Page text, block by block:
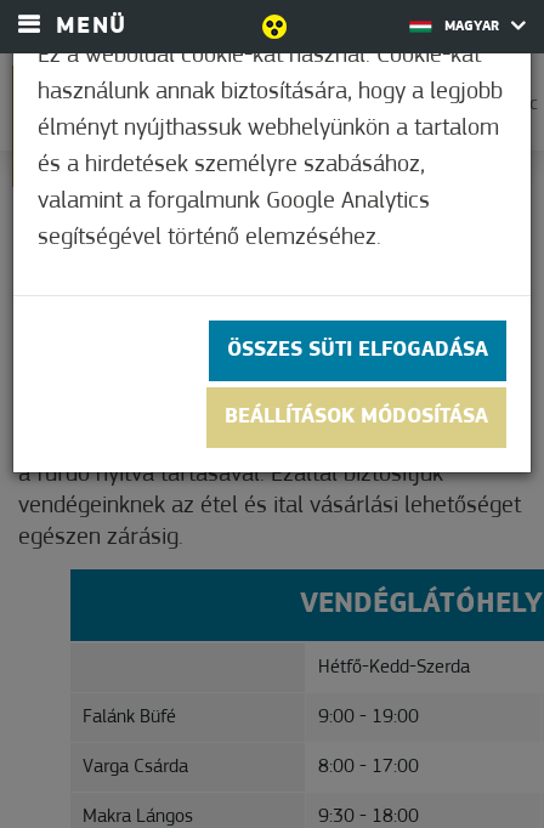
MENÜ MAGYAR
0
18,9°C
VENDÉGLÁTÓHELYEK
A Szent Erzsébet Mórahalmi Gyógyfürdőben
vendéglátóhelyeink normál nyitva tartásukon felül,
ügyeleti rendben is dolgoznak. A dátumokkal
kijelölt időtartományban az ,,ügyelet" felirattal
ellátott vendéglátóhely nyitva tartása megegyezik
a fürdő nyitva tartásával. Ezáltal biztosítjuk
vendégeinknek az étel és ital vásárlási lehetőséget
egészen zárásig.
Hétfő-Kedd-Szerda
Falánk Büfé 9:00 - 19:00
Varga Csárda 8:00 - 17:00
Makra Lángos 9:30 - 18:00
Ez a weboldal cookie-kat használ. Cookie-kat
használunk annak biztosítására, hogy a legjobb
élményt nyújthassuk webhelyünkön a tartalom
és a hirdetések személyre szabásához,
valamint a forgalmunk Google Analytics
segítségével történő elemzéséhez.
ÖSSZES SÜTI ELFOGADÁSA
BEÁLLÍTÁSOK MÓDOSÍTÁSA